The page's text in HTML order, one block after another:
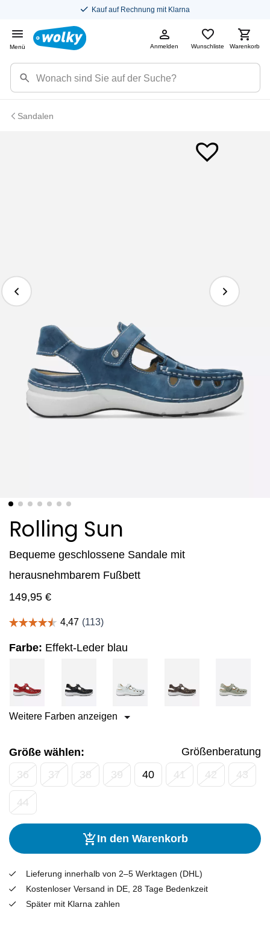
Kauf auf Rechnung mit Klarna
Menü Anmelden Wunschliste Warenkorb
Sandalen
Rolling Sun
Bequeme geschlossene Sandale mit
herausnehmbarem Fußbett
149,95 €
Farbe: Effekt-Leder blau
Weitere Farben anzeigen
Größe wählen:
Größenberatung
36
37 38 39 40 41 42 43
44
In den Warenkorb
Lieferung innerhalb von 2–5 Werktagen (DHL)
Kostenloser Versand in DE, 28 Tage Bedenkzeit
Später mit Klarna zahlen